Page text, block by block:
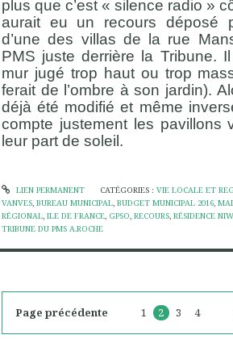
plus que c’est « silence radio »
aurait eu un recours déposé
d’une des villas de la rue
PMS juste derrière la Tribune.
mur jugé trop haut ou trop
ferait de l’ombre à son jardin).
déjà été modifié et même
compte justement les pavillons
leur part de soleil.
LIEN PERMANENT CATÉGORIES : VIE LOCALE ET
VANVES, BUREAU MUNICIPAL, BUDGET MUNICIPAL 2016,
RÉGIONAL, ILE DE FRANCE, GPSO, RECOURS, RÉSIDENCE
TRIBUNE DU PMS A.ROCHE
Page précédente 1 2 3 4